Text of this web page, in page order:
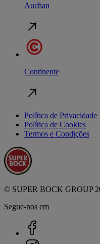
Auchan
Continente
Política de Privacidade
Política de Cookies
Termos e Condições
© SUPER BOCK GROUP
Segue-nos em